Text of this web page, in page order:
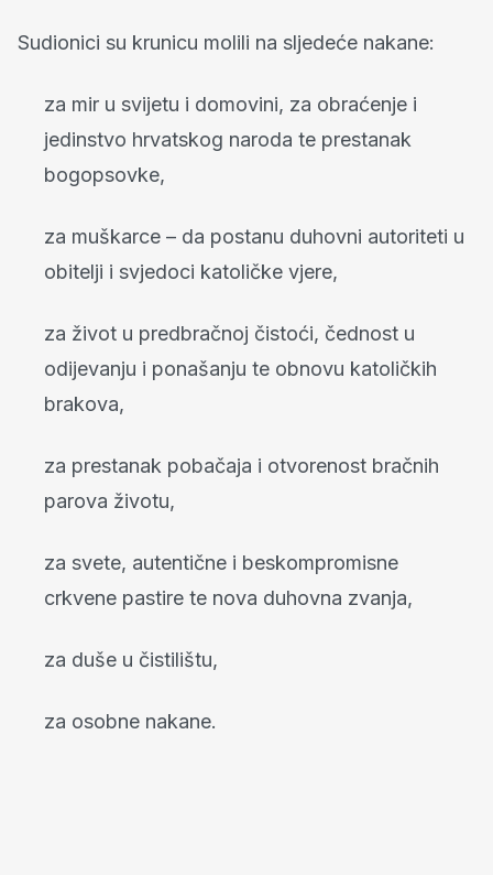
Sudionici su krunicu molili na sljedeće nakane:
za mir u svijetu i domovini, za obraćenje i
jedinstvo hrvatskog naroda te prestanak
bogopsovke,
za muškarce – da postanu duhovni autoriteti u
obitelji i svjedoci katoličke vjere,
za život u predbračnoj čistoći, čednost u
odijevanju i ponašanju te obnovu katoličkih
brakova,
za prestanak pobačaja i otvorenost bračnih
parova životu,
za svete, autentične i beskompromisne
crkvene pastire te nova duhovna zvanja,
za duše u čistilištu,
za osobne nakane.